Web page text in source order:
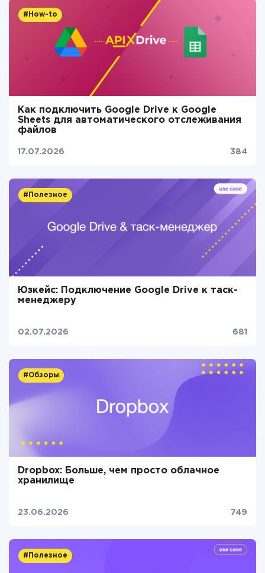
#How-to
Как подключить Google Drive к Google
Sheets для автоматического отслеживания
файлов
17.07.2026 384
#Полезное
Юзкейс: Подключение Google Drive к таск-
менеджеру
02.07.2026 681
#Обзоры
Dropbox: Больше, чем просто облачное
хранилище
23.06.2026 749
#Полезное